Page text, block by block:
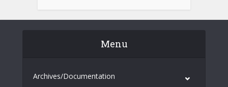
Menu
Archives/Documentation